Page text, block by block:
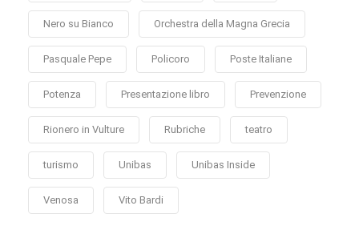
Nero su Bianco Orchestra della Magna Grecia
Pasquale Pepe Policoro Poste Italiane
Potenza Presentazione libro Prevenzione
Rionero in Vulture Rubriche teatro
turismo Unibas Unibas Inside
Venosa Vito Bardi